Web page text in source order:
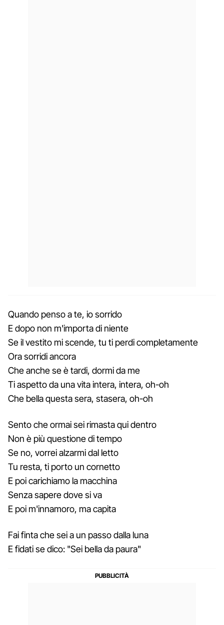
Quando penso a te, io sorrido
E dopo non m'importa di niente
Se il vestito mi scende, tu ti perdi completamente
Ora sorridi ancora
Che anche se è tardi, dormi da me
Ti aspetto da una vita intera, intera, oh-oh
Che bella questa sera, stasera, oh-oh
Sento che ormai sei rimasta qui dentro
Non è più questione di tempo
Se no, vorrei alzarmi dal letto
Tu resta, ti porto un cornetto
E poi carichiamo la macchina
Senza sapere dove si va
E poi m'innamoro, ma capita
Fai finta che sei a un passo dalla luna
E fidati se dico: "Sei bella da paura"